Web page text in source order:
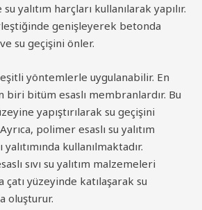
yalıtım harçları kullanılarak yapılır.
genişleyerek betonda
su geçişini önler.
çeşitli yöntemlerle uygulanabilir. En
biri bitüm esaslı membranlardır. Bu
yapıştırılarak su geçişini
polimer esaslı su yalıtım
kullanılmaktadır.
sıvı su yalıtım malzemeleri
çatı yüzeyinde katılaşarak su
oluşturur.